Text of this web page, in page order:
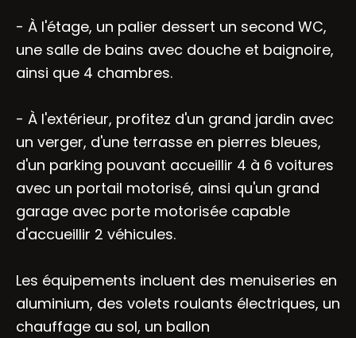
- À l'étage, un palier dessert un second WC,
une salle de bains avec douche et baignoire,
ainsi que 4 chambres.
- À l'extérieur, profitez d'un grand jardin avec
un verger, d'une terrasse en pierres bleues,
d'un parking pouvant accueillir 4 à 6 voitures
avec un portail motorisé, ainsi qu'un grand
garage avec porte motorisée capable
d'accueillir 2 véhicules.
Les équipements incluent des menuiseries en
aluminium, des volets roulants électriques, un
chauffage au sol, un ballon